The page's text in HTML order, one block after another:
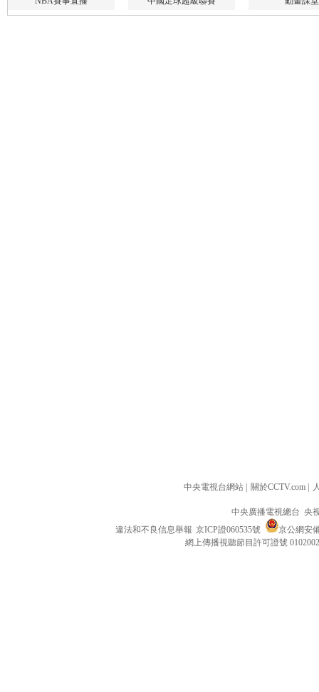
中央電視台網站 關於CCTV.com
中央廣播電視總台 央
違法和不良信息舉報 京ICP證060535號
京公網安
網上傳播視聽節目許可證號